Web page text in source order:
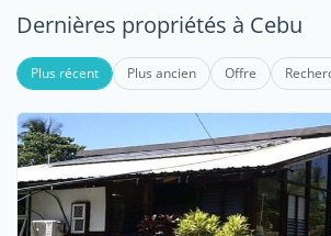
Dernières propriétés à Cebu
Plus récent Plus ancien Offre